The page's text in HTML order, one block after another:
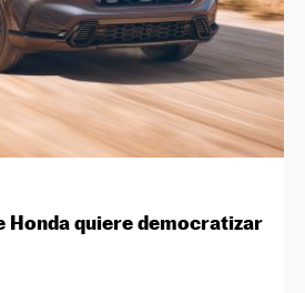
Honda quiere democratizar